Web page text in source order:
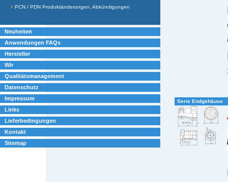
PCN / PDN Produktänderungen, Abkündigungen
Neuheiten
Anwendungen FAQs
Hersteller
Wir
Qualitätsmanagement
Datenschutz
Impressum
Links
Lieferbedingungen
Kontakt
Sitemap
Serie Endgehäuse